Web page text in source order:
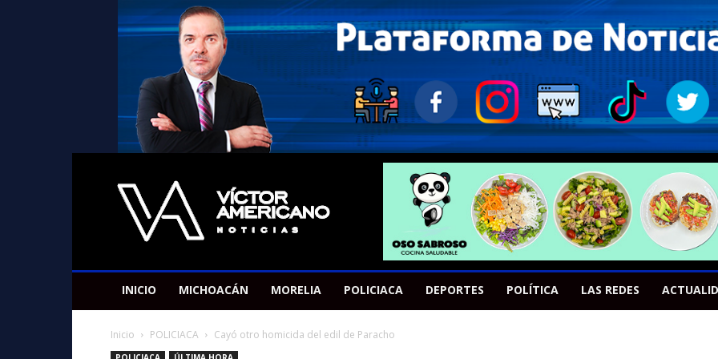
Americano
Victor
INICIO MICHOACÁN MORELIA POLICIACA DEPORTES POLÍTICA LAS REDES
Inicio POLICIACA Cayó otro homicida del edil de Paracho